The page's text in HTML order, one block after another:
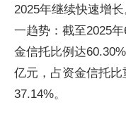
2025年继续快速增
一趋势：截至2025
金信托比例达
亿元，占资金信托
37.14%。